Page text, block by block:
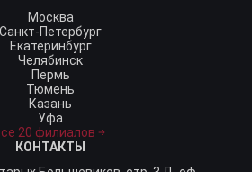
Москва
Санкт-Петербург
Екатеринбург
Челябинск
Пермь
Тюмень
Казань
Уфа
20 филиалов
КОНТАКТЫ